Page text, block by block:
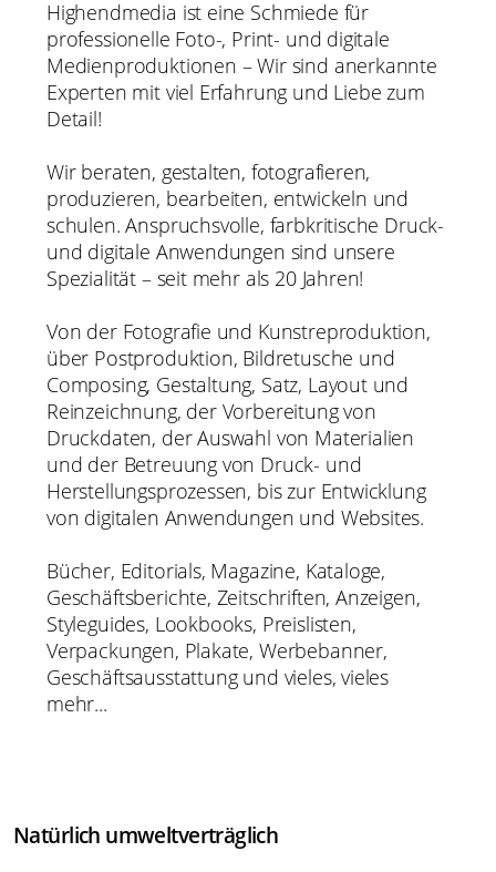
Highendmedia ist eine Schmiede für
professionelle Foto-, Print- und digitale
Medienproduktionen – Wir sind anerkannte
Experten mit viel Erfahrung und Liebe zum
Detail!
Wir beraten, gestalten, fotografieren,
produzieren, bearbeiten, entwickeln und
schulen. Anspruchsvolle, farbkritische Druck-
und digitale Anwendungen sind unsere
Spezialität – seit mehr als 20 Jahren!
Von der Fotografie und Kunstreproduktion,
über Postproduktion, Bildretusche und
Composing, Gestaltung, Satz, Layout und
Reinzeichnung, der Vorbereitung von
Druckdaten, der Auswahl von Materialien
und der Betreuung von Druck- und
Herstellungsprozessen, bis zur Entwicklung
von digitalen Anwendungen und Websites.
Bücher, Editorials, Magazine, Kataloge,
Geschäftsberichte, Zeitschriften, Anzeigen,
Styleguides, Lookbooks, Preislisten,
Verpackungen, Plakate, Werbebanner,
Geschäftsausstattung und vieles, vieles
mehr...
Natürlich umweltverträglich